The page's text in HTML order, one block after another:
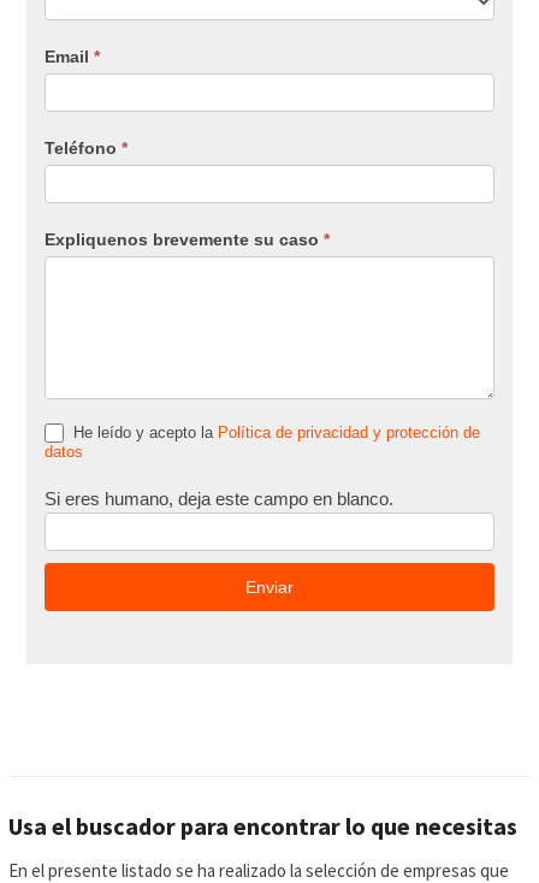
Email*
Teléfono*
Expliquenos brevemente su caso*
He leído y acepto la Política de privacidad y protección de
datos
Si eres humano, deja este campo en blanco.
Usa el buscador para encontrar lo que necesitas
En el presente listado se ha realizado la selección de empresas que